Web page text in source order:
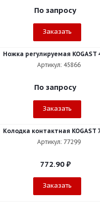
По запросу
Заказать
Ножка регулируемая KOGAST
Артикул: 45866
По запросу
Заказать
Колодка контактная KOGAST
Артикул: 77299
772.90₽
Заказать